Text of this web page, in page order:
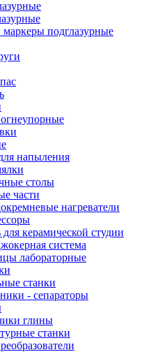
подглазурные
напыления
столы
части
нагреватели
керамической студии
система
лабораторные
станки
- сепараторы
глины
станки